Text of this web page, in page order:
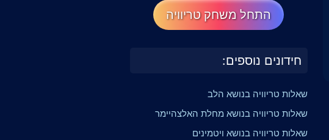
התחל משחק טריוויה
חידונים נוספים:
שאלות טריוויה בנושא הלב
שאלות טריוויה בנושא מחלת האלצהיימר
שאלות טריוויה בנושא ויטמינים